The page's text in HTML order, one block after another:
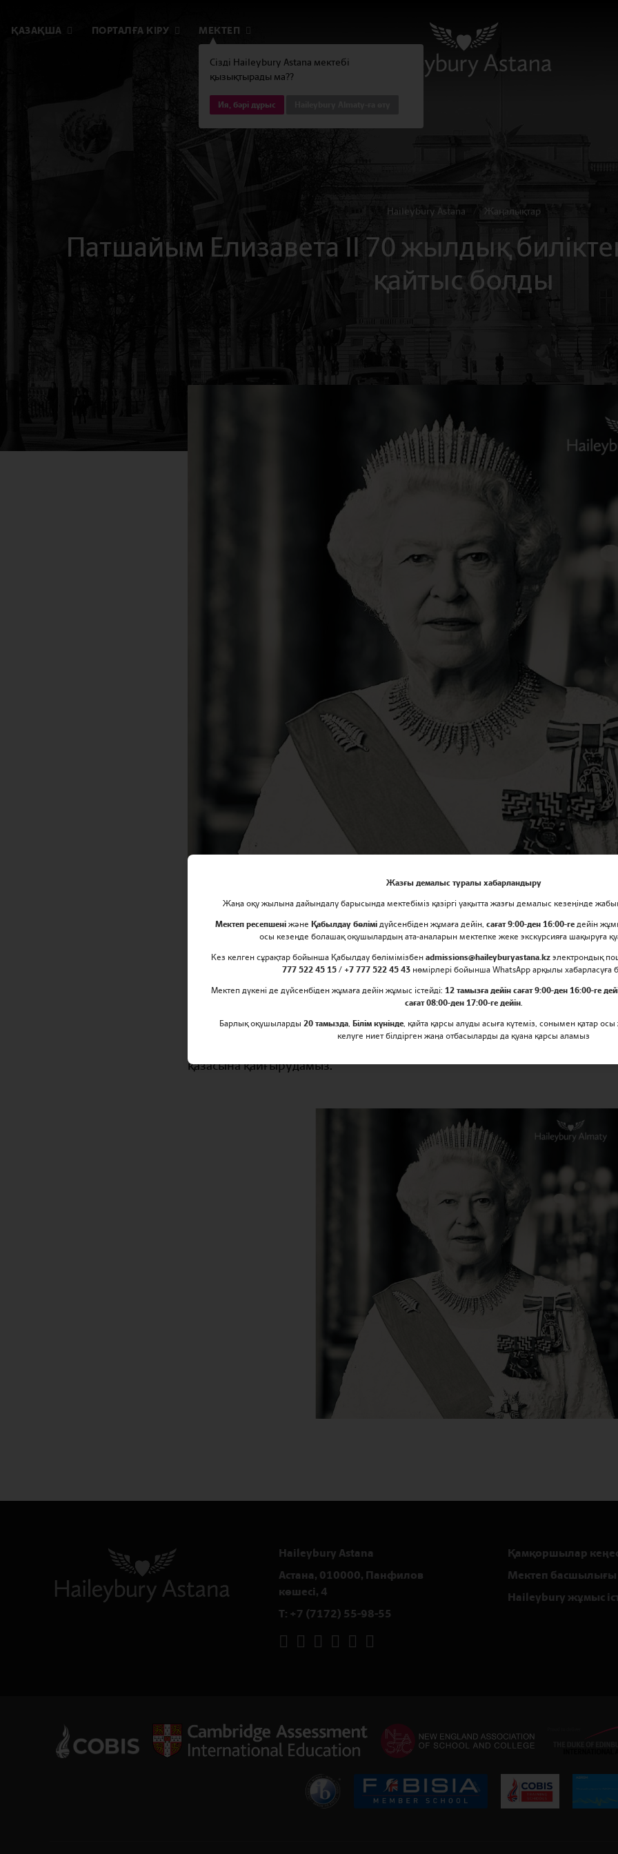
ҚАЗАҚША ПОРТАЛҒА КІРУ
Сізді Haileybury Astana мектебі
қызықтырады ма??
Ия, бәрі дұрыс
МЕКТЕП
Haileybury Astana Жаңалықтар
Патшайым Елизавета II 70 жылдық
қайтыс болды
Британ қоғамдастығы, Haileybury Almaty және
мектебінің қызметкерлері, ата-аналары мен
Мәртебелі Королева II Елизаветаның отбасына көңіл
Таңғажайып өмірі мен екі ғасыр бойы қызмет пен көшбасшылықты
қазасына қайғырудамыз.
Haileybury Astana
Астана, 010000, Панфилов
көшесі, 4
T: +7 (7172) 55-98-55
Қамқоршылар
Мектеп басшылығы
Haileybury жұмыс
Жазғы демалыс туралы хабарландыру
Жаңа оқу жылына дайындалу барысында мектебіміз қазіргі уақытта жазғы демалыс кезеңінде
Мектеп ресепшені және Қабылдау бөлімі дүйсенбіден жұмаға дейін, сағат 9:00-ден 16:00-ге дейін
осы кезеңде болашақ оқушылардың ата-аналарын мектепке жеке экскурсияға шақыруға
Кез келген сұрақтар бойынша Қабылдау бөлімімізбен admissions@haileyburyastana.kz электрондық
777 522 45 15 / +7 777 522 45 43нөмірлері бойынша WhatsApp арқылы хабарласуға
Мектеп дүкені де дүйсенбіден жұмаға дейін жұмыс істейді: 12 тамызға дейін сағат 9:00-ден 16:00-ге
сағат 08:00-ден 17:00-ге дейін.
Барлық оқушыларды 20 тамызда, Білім күнінде, қайта қарсы алуды асыға күтеміз, сонымен қатар
келуге ниет білдірген жаңа отбасыларды да қуана қарсы аламыз